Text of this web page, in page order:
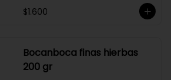
$1.600
Bocanboca finas hierbas
200 gr